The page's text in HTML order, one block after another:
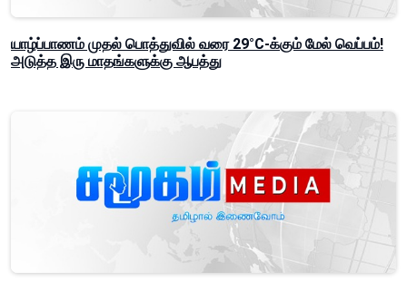
யாழ்ப்பாணம் முதல் பொத்துவில் வரை 29°C-க்கும் மேல் வெப்பம்!
அடுத்த இரு மாதங்களுக்கு ஆபத்து